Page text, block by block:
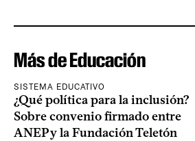
Más de Educación
SISTEMA EDUCATIVO
¿Qué política para la inclusión?
Sobre convenio firmado entre
ANEP y la Fundación Teletón